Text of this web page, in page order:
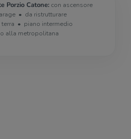
Porzio Catone: con ascensore
da ristrutturare
piano intermedio
alla metropolitana